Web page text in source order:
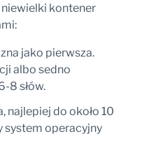
kontener
jako pierwsza.
albo sedno
8 słów.
najlepiej do około 10
system operacyjny